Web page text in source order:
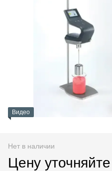
Видео
Нет в наличии
Цену уточняйте